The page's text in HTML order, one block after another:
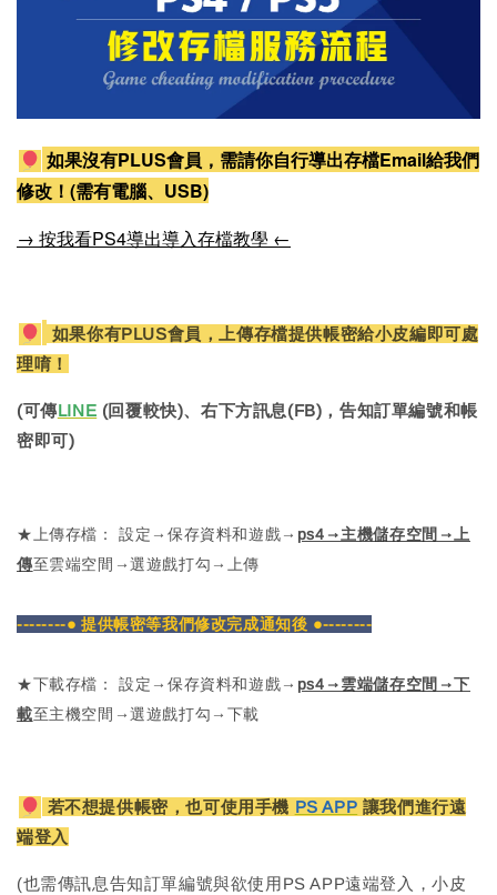
如果沒有PLUS會員，需請你自行導出存檔Email給我們
修改！(需有電腦、USB)
→ 按我看PS4導出導入存檔教學 ←
如果你有PLUS會員，上傳存檔提供帳密給小皮編即可處
理唷！
(可傳LINE (回覆較快)、右下方訊息(FB)，告知訂單編號和帳
密即可)
★上傳存檔： 設定→保存資料和遊戲→ ps4→主機儲存空間→上
傳至雲端空間→選遊戲打勾→上傳
--------● 提供帳密等我們修改完成通知後 ●--------
★下載存檔： 設定→保存資料和遊戲→ ps4→雲端儲存空間→下
載至主機空間→選遊戲打勾→下載
若不想提供帳密，也可使用手機 PS APP 讓我們進行遠
端登入
(也需傳訊息告知訂單編號與欲使用PS APP遠端登入，小皮